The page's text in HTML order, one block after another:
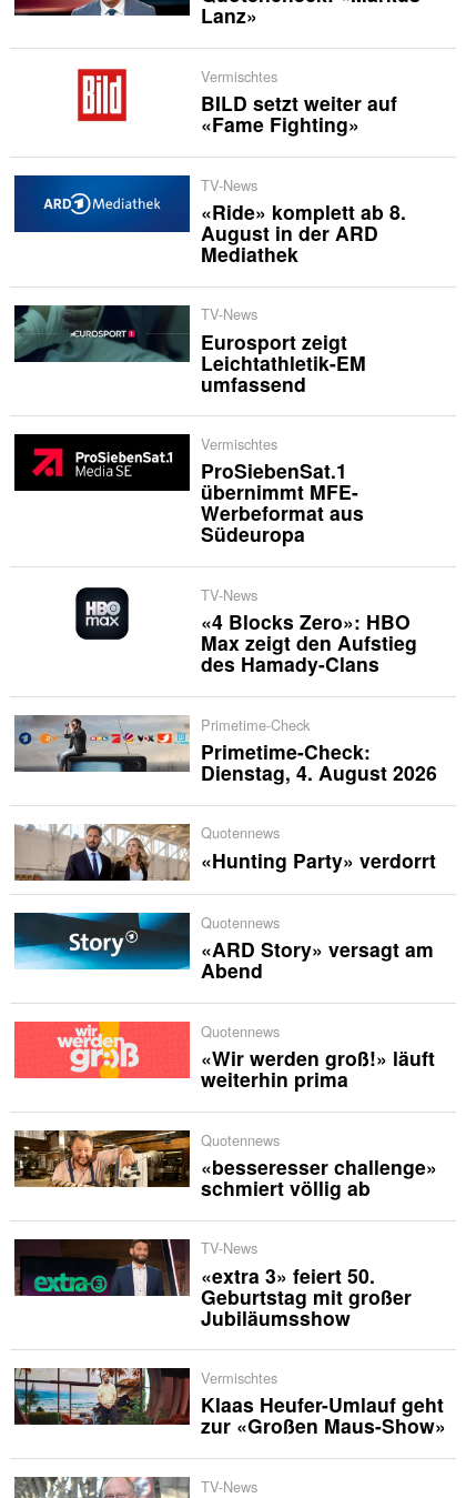
Lanz»
Vermischtes
BILD setzt weiter auf
«Fame Fighting»
TV-News
«Ride» komplett ab 8.
August in der ARD
Mediathek
TV-News
Eurosport zeigt
Leichtathletik-EM
umfassend
Vermischtes
ProSiebenSat.1
übernimmt MFE-
Werbeformat aus
Südeuropa
TV-News
«4 Blocks Zero»: HBO
Max zeigt den Aufstieg
des Hamady-Clans
Primetime-Check
Primetime-Check:
Dienstag, 4. August 2026
Quotennews
«Hunting Party» verdorrt
Quotennews
«ARD Story» versagt am
Abend
Quotennews
«Wir werden groß!» läuft
weiterhin prima
Quotennews
«besseresser challenge»
schmiert völlig ab
TV-News
«extra 3» feiert 50.
Geburtstag mit großer
Jubiläumsshow
Vermischtes
Klaas Heufer-Umlauf geht
zur «Großen Maus-Show»
TV-News